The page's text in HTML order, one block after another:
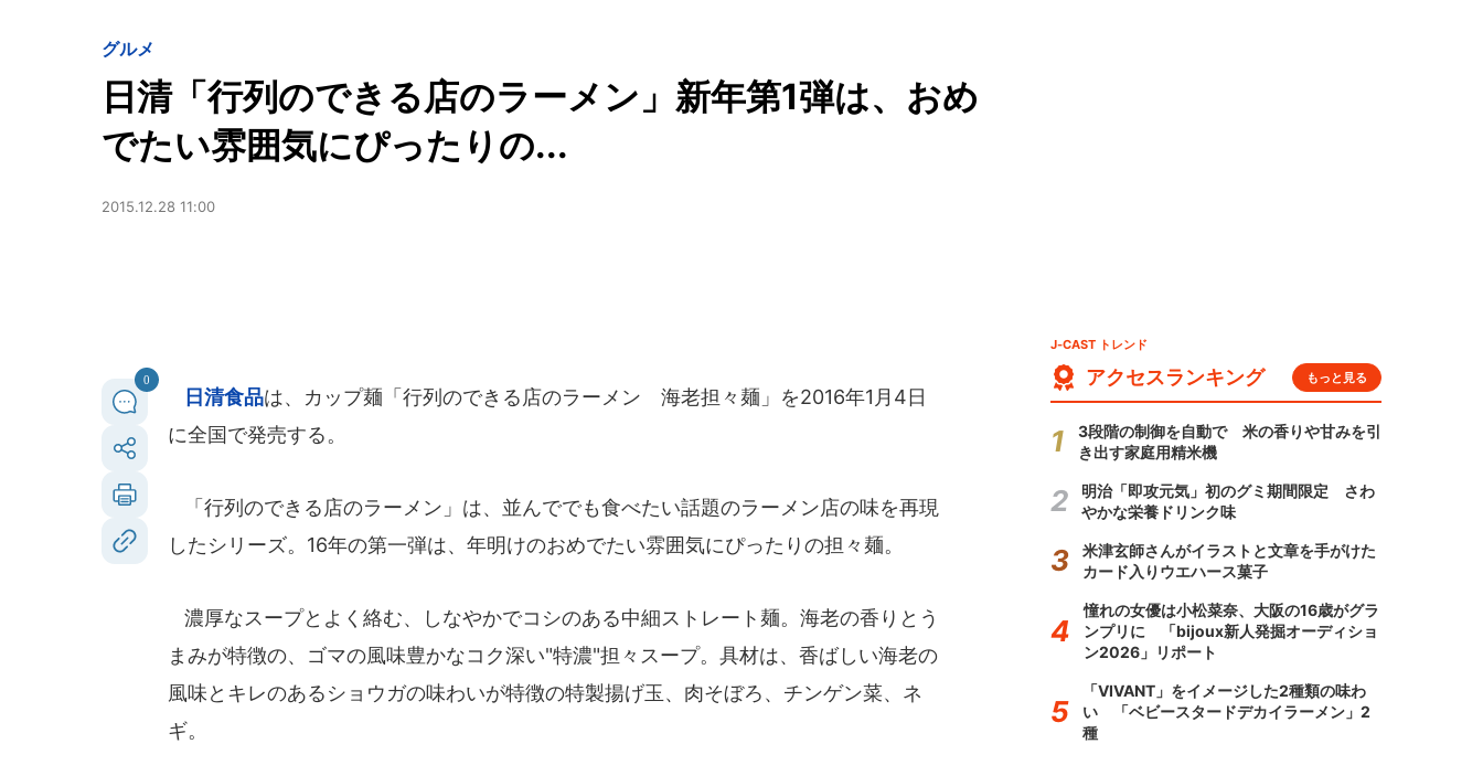
グルメ
日清「行列のできる店のラーメン」新年第1弾は、おめ
でたい雰囲気にぴったりの...
2015.12.28 11:00
0
日清食品は、カップ麺「行列のできる店のラーメン 海老担々麺」を2016年1月4日
に全国で発売する。
「行列のできる店のラーメン」は、並んででも食べたい話題のラーメン店の味を再現
したシリーズ。16年の第一弾は、年明けのおめでたい雰囲気にぴったりの担々麺。
濃厚なスープとよく絡む、しなやかでコシのある中細ストレート麺。海老の香りとう
まみが特徴の、ゴマの風味豊かなコク深い"特濃"担々スープ。具材は、香ばしい海老の
風味とキレのあるショウガの味わいが特徴の特製揚げ玉、肉そぼろ、チンゲン菜、ネ
ギ。
J-CAST トレンド
アクセスランキング もっと見る
3段階の制御を自動で 米の香りや甘みを引
き出す家庭用精米機
明治「即攻元気」初のグミ期間限定 さわ
やかな栄養ドリンク味
米津玄師さんがイラストと文章を手がけた
カード入りウエハース菓子
憧れの女優は小松菜奈、大阪の16歳がグラ
ンプリに 「bijoux新人発掘オーディショ
ン2026」リポート
「VIVANT」をイメージした2種類の味わ
い 「ベビースタードデカイラーメン」2
種